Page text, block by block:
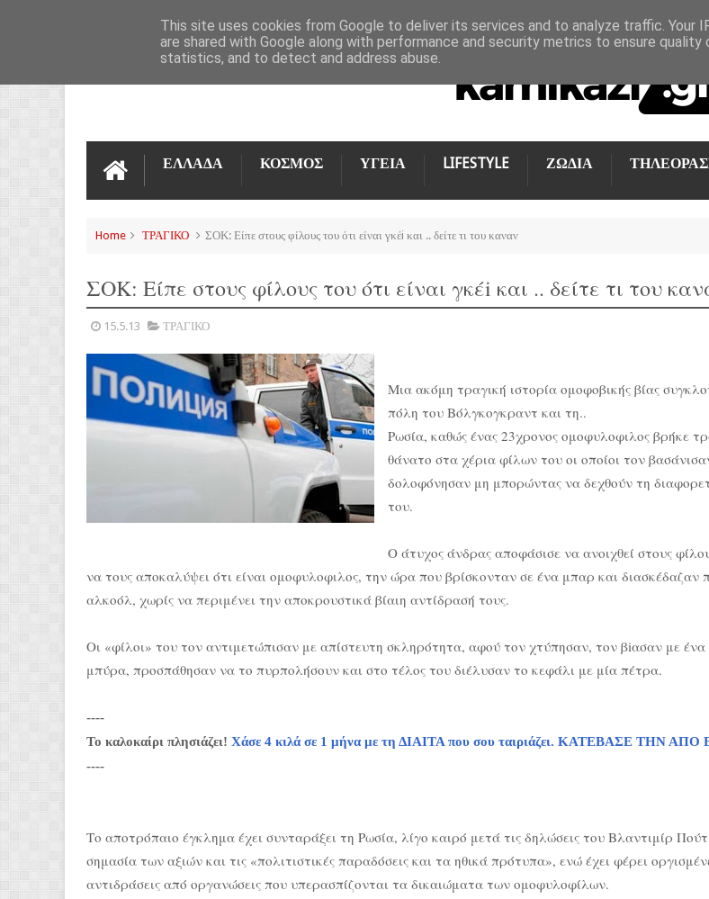
ΕΠΙΚΟΙΝΩΝΊΑ
ΕΛΛΑΔΑ ΚΟΣΜΟΣ ΥΓΕΙΑ LIFESTYLE ΖΩΔΙΑ
Home ΤΡΑΓΙΚΟ ΣΟΚ: Είπε στους φίλους του ότι είναι γκέi και .. δείτε τι του καναν
ΣΟΚ: Είπε στους φίλους του ότι είναι γκέi και .. δείτε τι του
15.5.13 ΤΡΑΓΙΚΟ
Μια ακόμη τραγική ιστορία ομοφοβικής βίας
πόλη του Βόλγκογκραντ και τη..
Ρωσία, καθώς ένας 23χρονος oμoφυλoφιλoς βρήκε
θάνατο στα χέρια φίλων του οι οποίοι τον
δολοφόνησαν μη μπορώντας να δεχθούν τη
του.
Ο άτυχος άνδρας αποφάσισε να ανοιχθεί στους
να τους αποκαλύψει ότι είναι oμoφυλoφιλoς, την ώρα που βρίσκονταν σε ένα μπαρ και διασκέδαζαν
αλκοόλ, χωρίς να περιμένει την αποκρουστικά βίαιη αντίδρασή τους.
Οι «φίλοι» του τον αντιμετώπισαν με απίστευτη σκληρότητα, αφού τον χτύπησαν, τον βiασαν με
μπύρα, προσπάθησαν να το πυρπολήσουν και στο τέλος του διέλυσαν το κεφάλι με μία πέτρα.
----
Το καλοκαίρι πλησιάζει! Χάσε 4 κιλά σε 1 μήνα με τη ΔΙΑΙΤΑ που σου ταιριάζει. ΚΑΤΕΒΑΣΕ ΤΗΝ ΑΠΟ
----
Το αποτρόπαιο έγκλημα έχει συνταράξει τη Ρωσία, λίγο καιρό μετά τις δηλώσεις του Βλαντιμίρ
σημασία των αξιών και τις «πολιτιστικές παραδόσεις και τα ηθικά πρότυπα», ενώ έχει φέρει
αντιδράσεις από οργανώσεις που υπερασπίζονται τα δικαιώματα των oμoφυλoφίλων.
This site uses cookies from Google to deliver its services and to analyze traffic. Your
are shared with Google along with performance and security metrics to ensure quality
statistics, and to detect and address abuse.